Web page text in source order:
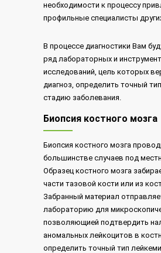
необходимости к процессу
профильные специалисты
В процессе диагностики Вам
ряд лабораторных и
исследований, цель которых
диагноз, определить точный
стадию заболевания.
Биопсия костного мозга
Биопсия костного мозга
большинстве случаев под
Образец костного мозга
части тазовой кости или из
Забранный материал
лабораторию для
позволяющией подтвердить
аномальных лейкоцитов в
определить точный тип